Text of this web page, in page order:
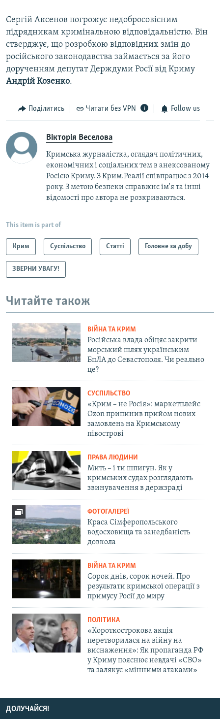
Сергій Аксенов погрожує недобросовісним
підрядникам кримінальною відповідальністю. Він
стверджує, що розробкою відповідних змін до
російського законодавства займається за його
дорученням депутат Держдуми Росії від Криму
Андрій Козенко.
Поділитись Читати без VPN Follow us
Вікторія Веселова
Кримська журналістка, оглядач політичних,
економічних і соціальних тем в анексованому
Росією Криму. З Крим.Реалії співпрацює з 2014
року. З метою безпеки справжнє ім'я та інші
відомості про автора не розкриваються.
This item is part of
Крим Суспільство Статті Головне за добу
ЗВЕРНИ УВАГУ!
Читайте також
ВІЙНА ТА КРИМ
Російська влада обіцяє закрити
морський шлях українським
БпЛА до Севастополя. Чи реально
це?
СУСПІЛЬСТВО
«Крим – не Росія»: маркетплейс
Ozon припинив прийом нових
замовлень на Кримському
півострові
ПРАВА ЛЮДИНИ
Мить – і ти шпигун. Як у
кримських судах розглядають
звинувачення в держзраді
ФОТОГАЛЕРЕЇ
Краса Сімферопольського
водосховища та занедбаність
довкола
ВІЙНА ТА КРИМ
Сорок днів, сорок ночей. Про
результати кримської операції з
примусу Росії до миру
ПОЛІТИКА
«Короткострокова акція
перетворилася на війну на
виснаження»: Як пропаганда РФ
у Криму пояснює невдачі «СВО»
та залякує «мінними атаками»
ДОЛУЧАЙСЯ!